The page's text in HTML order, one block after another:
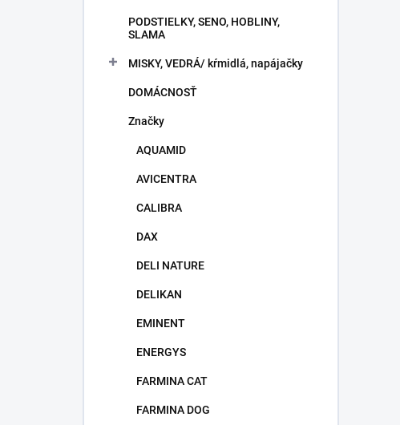
PODSTIELKY, SENO, HOBLINY,
SLAMA
MISKY, VEDRÁ/ kŕmidlá, napájačky
DOMÁCNOSŤ
Značky
AQUAMID
AVICENTRA
CALIBRA
DAX
DELI NATURE
DELIKAN
EMINENT
ENERGYS
FARMINA CAT
FARMINA DOG